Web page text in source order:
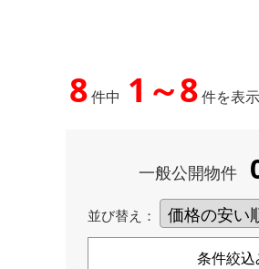
8件中 1～8件を表示
一般公開物件
並び替え：
条件絞込